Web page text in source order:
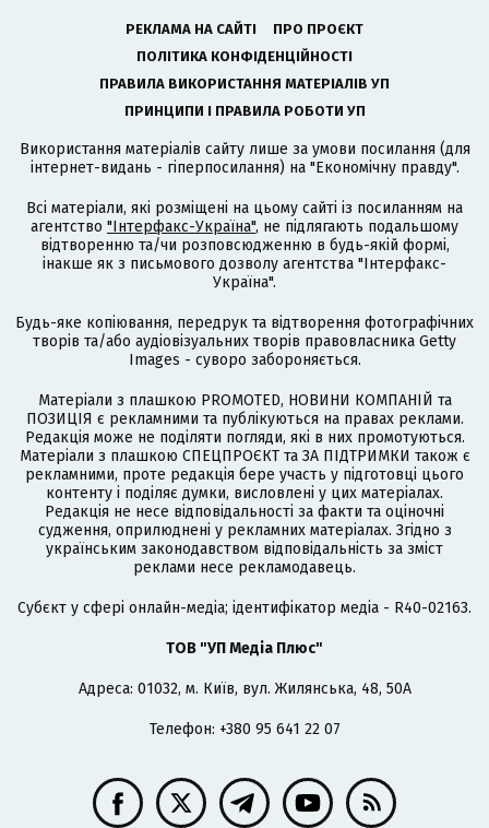
РЕКЛАМА НА САЙТІ
ПРО ПРОЄКТ
ПОЛІТИКА КОНФІДЕНЦІЙНОСТІ
ПРАВИЛА ВИКОРИСТАННЯ МАТЕРІАЛІВ УП
ПРИНЦИПИ І ПРАВИЛА РОБОТИ УП
Використання матеріалів сайту лише за умови посилання (для
інтернет-видань - гіперпосилання) на "Економічну правду".
Всі матеріали, які розміщені на цьому сайті із посиланням на
агентство "Інтерфакс-Україна", не підлягають подальшому
відтворенню та/чи розповсюдженню в будь-якій формі,
інакше як з письмового дозволу агентства "Інтерфакс-
Україна".
Будь-яке копіювання, передрук та відтворення фотографічних
творів та/або аудіовізуальних творів правовласника Getty
Images - суворо забороняється.
Матеріали з плашкою PROMOTED, НОВИНИ КОМПАНІЙ та
ПОЗИЦІЯ є рекламними та публікуються на правах реклами.
Редакція може не поділяти погляди, які в них промотуються.
Матеріали з плашкою СПЕЦПРОЄКТ та ЗА ПІДТРИМКИ також є
рекламними, проте редакція бере участь у підготовці цього
контенту і поділяє думки, висловлені у цих матеріалах.
Редакція не несе відповідальності за факти та оціночні
судження, оприлюднені у рекламних матеріалах. Згідно з
українським законодавством відповідальність за зміст
реклами несе рекламодавець.
Cубєкт у сфері онлайн-медіа; ідентифікатор медіа - R40-02163.
ТОВ "УП Медіа Плюс"
Адреса: 01032, м. Київ, вул. Жилянська, 48, 50А
Телефон: +380 95 641 22 07